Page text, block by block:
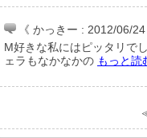
《 かっきー : 2012/06/24
M好きな私にはピッタリで
ェラもなかなかの もっと読